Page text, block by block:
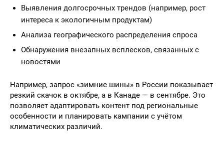
Выявления долгосрочных трендов (например, рост
интереса к экологичным продуктам)
Анализа географического распределения спроса
Обнаружения внезапных всплесков, связанных с
новостями
Например, запрос «зимние шины» в России показывает
резкий скачок в октябре, а в Канаде — в сентябре. Это
позволяет адаптировать контент под региональные
особенности и планировать кампании с учётом
климатических различий.